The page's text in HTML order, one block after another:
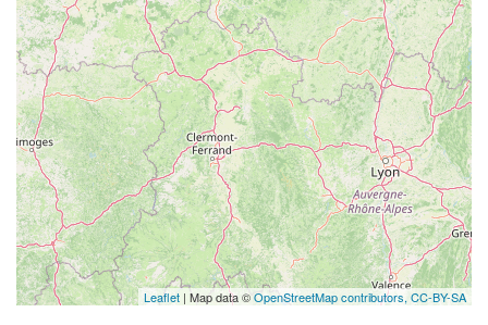
Leaflet | Map data ©OpenStreetMap contributors, CC-BY-SA